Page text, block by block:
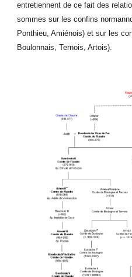
entretiennent de ce fait des
sommes sur les confins
Ponthieu, Amiénois) et sur les
Boulonnais, Ternois, Artois).